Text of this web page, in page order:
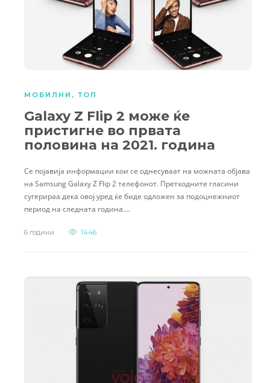
МОБИЛНИ , ТОП
Galaxy Z Flip 2 може ќе
пристигне во првата
половина на 2021. година
Се појавија информации кои се однесуваат на можната објава
на Samsung Galaxy Z Flip 2 телефонот. Претходните гласини
сугерираа дека овој уред ќе биде одложен за подоцнежниот
период на следната година….
6 години 1446